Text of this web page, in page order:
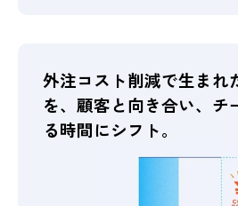
外注コスト削減で生まれ
を、 顧客と向き合い、チ
る時間にシフト。